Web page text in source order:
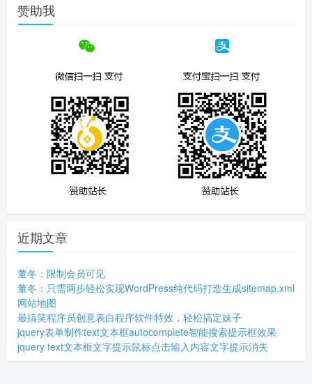
赞助我
近期文章
董冬：限制会员可见
董冬：只需两步轻松实现WordPress纯代码打造生成sitemap.xml
网站地图
最搞笑程序员创意表白程序软件特效，轻松搞定妹子
jquery表单制作text文本框autocomplete智能搜索提示框效果
jquery text文本框文字提示鼠标点击输入内容文字提示消失